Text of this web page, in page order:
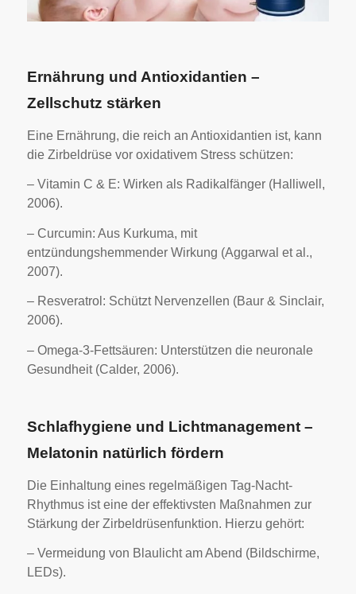
Ernährung und Antioxidantien –
Zellschutz stärken
Eine Ernährung, die reich an Antioxidantien ist, kann
die Zirbeldrüse vor oxidativem Stress schützen:
– Vitamin C & E: Wirken als Radikalfänger (Halliwell,
2006).
– Curcumin: Aus Kurkuma, mit
entzündungshemmender Wirkung (Aggarwal et al.,
2007).
– Resveratrol: Schützt Nervenzellen (Baur & Sinclair,
2006).
– Omega-3-Fettsäuren: Unterstützen die neuronale
Gesundheit (Calder, 2006).
Schlafhygiene und Lichtmanagement –
Melatonin natürlich fördern
Die Einhaltung eines regelmäßigen Tag-Nacht-
Rhythmus ist eine der effektivsten Maßnahmen zur
Stärkung der Zirbeldrüsenfunktion. Hierzu gehört:
– Vermeidung von Blaulicht am Abend (Bildschirme,
LEDs).